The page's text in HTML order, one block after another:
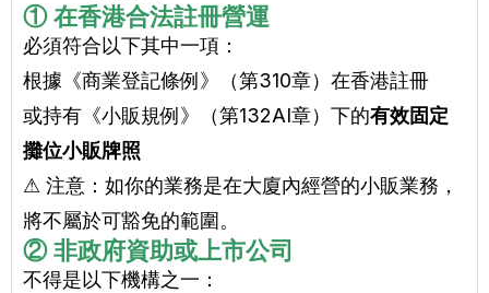
① 在香港合法註冊營運
必須符合以下其中一項：
根據《商業登記條例》（第310章）在香港註冊
或持有《小販規例》（第132AI章）下的有效固定
攤位小販牌照
⚠ 注意：如你的業務是在大廈內經營的小販業務，
將不屬於可豁免的範圍。
② 非政府資助或上市公司
不得是以下機構之一：